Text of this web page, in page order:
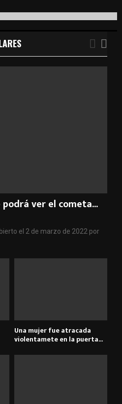
E
ver el cometa...
el 2 de marzo de 2022 por
Una mujer fue atracada
violentamete en la puerta...